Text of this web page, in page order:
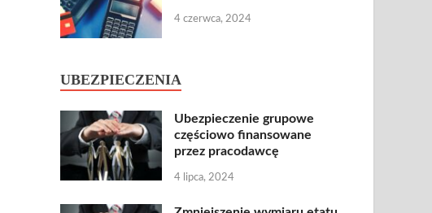
4 czerwca, 2024
UBEZPIECZENIA
Ubezpieczenie grupowe
częściowo finansowane
przez pracodawcę
4 lipca, 2024